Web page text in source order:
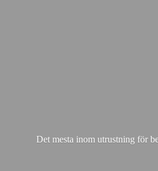
Det mesta inom utrustning för